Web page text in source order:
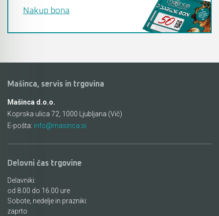
Nakup bona
Mašinca, servis in trgovina
Mašinca d.o.o.
Koprska ulica 72, 1000 Ljubljana (Vič)
E-pošta: info@masinca.si
Delovni čas trgovine
Delavniki:
od 8.00 do 16.00 ure
Sobote, nedelje in prazniki:
zaprto